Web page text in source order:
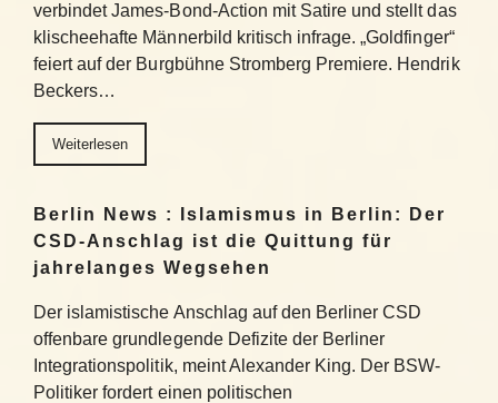
verbindet James-Bond-Action mit Satire und stellt das
klischeehafte Männerbild kritisch infrage. „Goldfinger“
feiert auf der Burgbühne Stromberg Premiere. Hendrik
Beckers…
Weiterlesen
Berlin News : Islamismus in Berlin: Der
CSD-Anschlag ist die Quittung für
jahrelanges Wegsehen
Der islamistische Anschlag auf den Berliner CSD
offenbare grundlegende Defizite der Berliner
Integrationspolitik, meint Alexander King. Der BSW-
Politiker fordert einen politischen